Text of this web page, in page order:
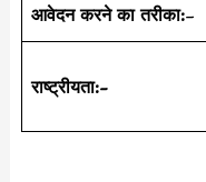
आवेदन करने का तरीका:–
राष्ट्रीयता:-